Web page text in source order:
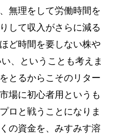
無理をして労働時間を
して収入がさらに減る
ど時間を要しない株や
、ということも考えま
とるからこそのリター
場に初心者用というも
ロと戦うことになりま
の資金を、みすみす溶